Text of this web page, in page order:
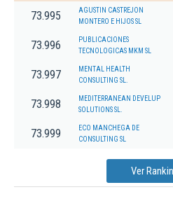
73.995
AGUSTIN CASTREJON
MONTERO E HIJOS SL
73.996
PUBLICACIONES
TECNOLOGICAS MKM SL
73.997
MENTAL HEALTH
CONSULTING SL.
73.998
MEDITERRANEAN DEVELUP
SOLUTIONS SL.
73.999
ECO MANCHEGA DE
CONSULTING SL
Ver